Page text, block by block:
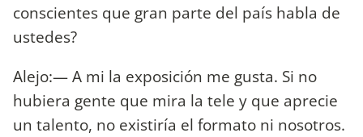
conscientes que gran parte del país habla de
ustedes?
Alejo:— A mi la exposición me gusta. Si no
hubiera gente que mira la tele y que aprecie
un talento, no existiría el formato ni nosotros.